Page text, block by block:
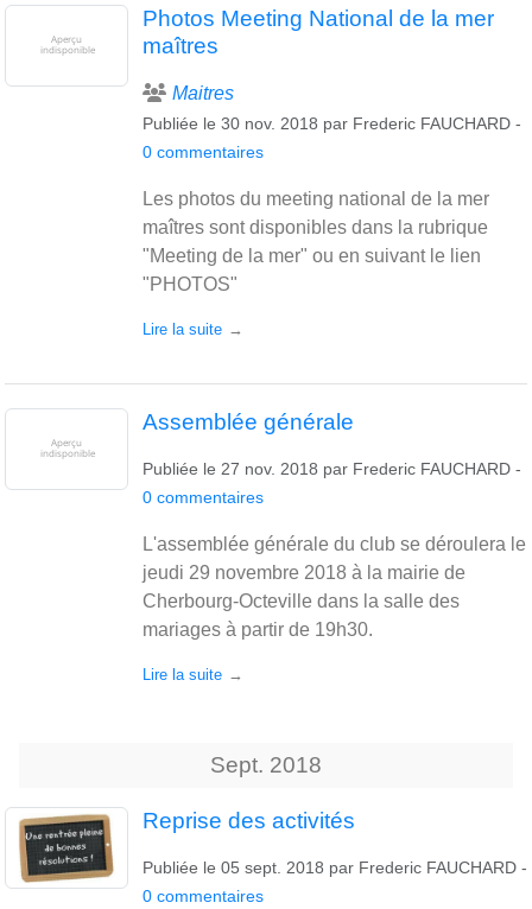
Photos Meeting National de la mer
maîtres
Maitres
Publiée le 30 nov. 2018 par Frederic FAUCHARD -
0 commentaires
Les photos du meeting national de la mer
maîtres sont disponibles dans la rubrique
"Meeting de la mer" ou en suivant le lien
"PHOTOS"
Lire la suite
Assemblée générale
Publiée le 27 nov. 2018 par Frederic FAUCHARD -
0 commentaires
L'assemblée générale du club se déroulera le
jeudi 29 novembre 2018 à la mairie de
Cherbourg-Octeville dans la salle des
mariages à partir de 19h30.
Lire la suite
Sept. 2018
Reprise des activités
Publiée le 05 sept. 2018 par Frederic FAUCHARD -
0 commentaires